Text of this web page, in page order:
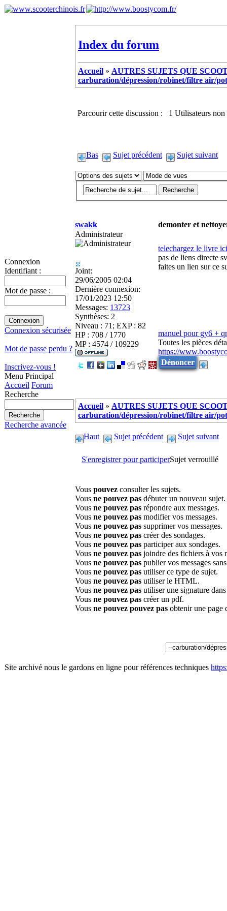
Connexion
Identifiant :
Mot de passe :
Connexion sécurisée
Mot de passe perdu ?
Inscrivez-vous !
Menu Principal
Accueil Forum
Recherche
Recherche avancée
Index du forum
Accueil » AUTRES SUJETS QUE
carburation/dépression/robinet/filtre air/
Parcourir cette discussion : 1 Utilisateurs non
Bas Sujet précédent Sujet suivant
swakk
demonter et
Administrateur
Joint:
29/06/2005 02:04
Dernière connexion:
17/01/2023 12:50
Messages: 13723 |
Synthèses: 2
Niveau : 71; EXP : 82
HP : 708 / 1770
MP : 4574 / 109229
telechargez le livre ici
pas de liens directe
faites un lien sur ce
manuel pour gy6 +
Toutes les pièces
https://
Dénoncer
Accueil » AUTRES SUJETS QUE
carburation/dépression/robinet/filtre air/
Haut Sujet précédent Sujet suivant
S'enregistrer pour participerSujet verrouillé
Vous pouvez consulter les sujets.
Vous ne pouvez pas débuter un nouveau sujet.
Vous ne pouvez pas répondre aux messages.
Vous ne pouvez pas modifier vos messages.
Vous ne pouvez pas supprimer vos messages.
Vous ne pouvez pas créer des sondages.
Vous ne pouvez pas participer aux sondages.
Vous ne pouvez pas joindre des fichiers à vos
Vous ne pouvez pas publier vos messages
Vous ne pouvez pas utiliser ce type de sujet.
Vous ne pouvez pas utiliser le HTML.
Vous ne pouvez pas utiliser une signature
Vous ne pouvez pas créer un pdf.
Vous ne pouvez pouvez pas obtenir une page
Site archivé nous le gardons en ligne pour références techniques